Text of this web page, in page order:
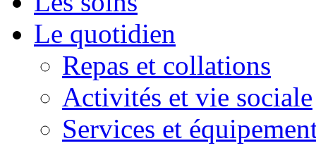
Le quotidien
Repas et collations
Activités et vie sociale
Services et